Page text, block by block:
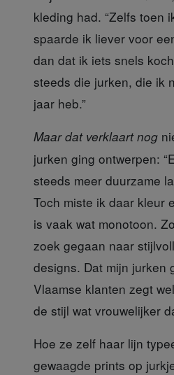
kleding had. “Zelfs toen
spaarde ik liever voor
dan dat ik iets snels
steeds die jurken, die ik
jaar heb.”
Maar dat verklaart nog
jurken ging ontwerpen:
steeds meer duurzame
Toch miste ik daar kleur
is vaak wat monotoon.
zoek gegaan naar
designs. Dat mijn jurken
Vlaamse klanten zegt
de stijl wat vrouwelijker
Hoe ze zelf haar lijn
gewaagde prints op